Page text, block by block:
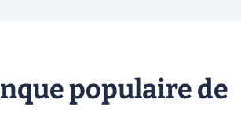
populaire de